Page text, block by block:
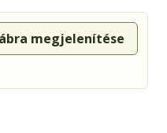
megjelenítése